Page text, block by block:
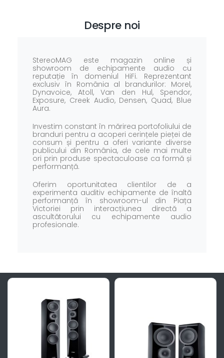
Despre noi
StereoMAG este magazin online și
showroom de echipamente audio cu
reputație în domeniul HiFi. Reprezentant
exclusiv în România al brandurilor: Morel,
Dynavoice, Atoll, Van den Hul, Spendor,
Exposure, Creek Audio, Densen, Quad, Blue
Aura.
Investim constant în mărirea portofoliului de
branduri pentru a acoperi cerințele pieței de
consum și pentru a oferi variante diverse
publicului din România, de cele mai multe
ori prin produse spectaculoase ca formă și
performanță.
Oferim oportunitatea clientilor de a
experimenta auditiv echipamente de înaltă
performanță în showroom-ul din Piața
Victoriei prin interacțiunea directă a
ascultătorului cu echipamente audio
profesionale.